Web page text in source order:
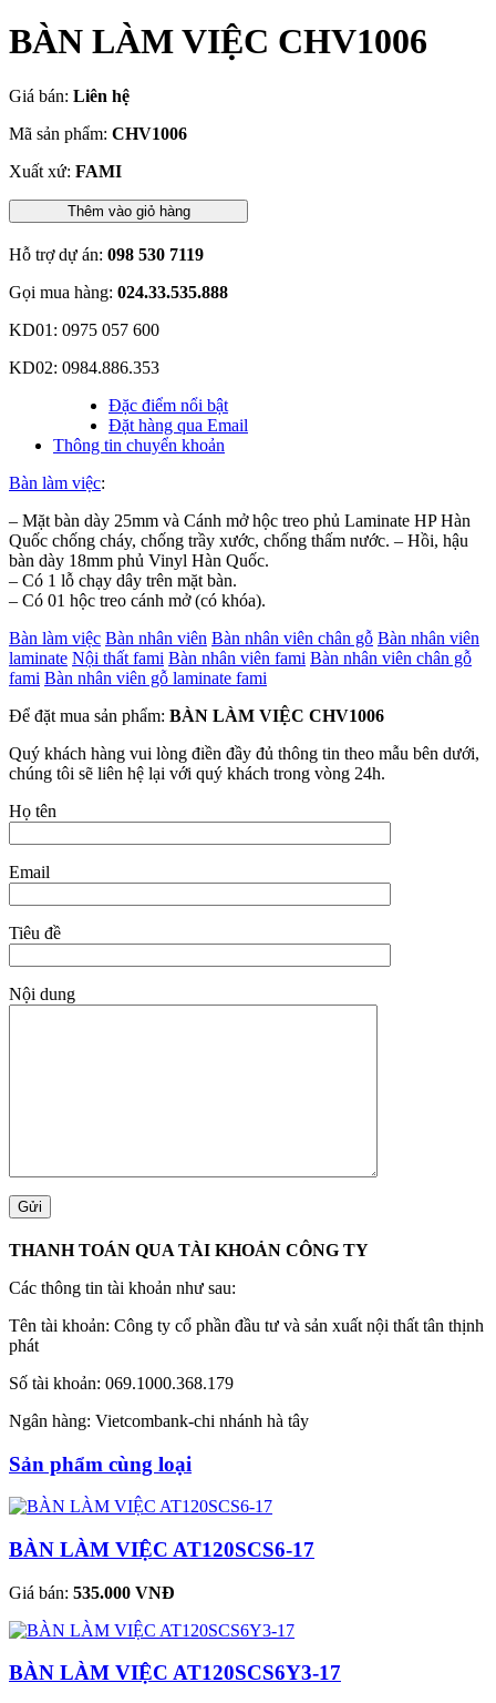
BÀN LÀM VIỆC CHV1006
Giá bán: Liên hệ
Mã sản phẩm: CHV1006
Xuất xứ: FAMI
Thêm vào giỏ hàng
Hỗ trợ dự án: 098 530 7119
Gọi mua hàng: 024.33.535.888
KD01: 0975 057 600
KD02: 0984.886.353
Đặc điểm nổi bật
Đặt hàng qua Email
Thông tin chuyển khoản
Bàn làm việc:
– Mặt bàn dày 25mm và Cánh mở hộc treo phủ Laminate HP Hàn
Quốc chống cháy, chống trầy xước, chống thấm nước. – Hồi, hậu
bàn dày 18mm phủ Vinyl Hàn Quốc.
– Có 1 lỗ chạy dây trên mặt bàn.
– Có 01 hộc treo cánh mở (có khóa).
Bàn làm việc Bàn nhân viên Bàn nhân viên chân gỗ Bàn nhân viên
laminate Nội thất fami Bàn nhân viên fami Bàn nhân viên chân gỗ
fami Bàn nhân viên gỗ laminate fami
Để đặt mua sản phẩm: BÀN LÀM VIỆC CHV1006
Quý khách hàng vui lòng điền đầy đủ thông tin theo mẫu bên dưới,
chúng tôi sẽ liên hệ lại với quý khách trong vòng 24h.
Họ tên
Email
Tiêu đề
Nội dung
THANH TOÁN QUA TÀI KHOẢN CÔNG TY
Các thông tin tài khoản như sau:
Tên tài khoản: Công ty cổ phần đầu tư và sản xuất nội thất tân thịnh
phát
Số tài khoản: 069.1000.368.179
Ngân hàng: Vietcombank-chi nhánh hà tây
Sản phẩm cùng loại
BÀN LÀM VIỆC AT120SCS6-17
Giá bán: 535.000 VNĐ
BÀN LÀM VIỆC AT120SCS6Y3-17